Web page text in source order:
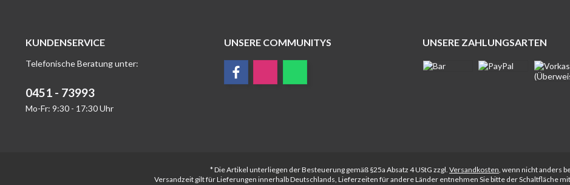
KUNDENSERVICE
Telefonische Beratung unter:
0451 - 73993
Mo-Fr: 9:30 - 17:30 Uhr
UNSERE COMMUNITYS UNSERE ZAHLUNGSARTEN
* Die Artikel unterliegen der Besteuerung gemäß §25a Absatz 4 UStG zzgl. Versandkosten, wenn nicht anders
Versandzeit gilt für Lieferungen innerhalb Deutschlands, Lieferzeiten für andere Länder entnehmen Sie bitte der Schaltfläche